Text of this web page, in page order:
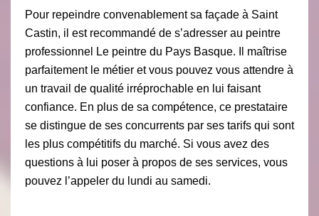
Pour repeindre convenablement sa façade à Saint
Castin, il est recommandé de s’adresser au peintre
professionnel Le peintre du Pays Basque. Il maîtrise
parfaitement le métier et vous pouvez vous attendre à
un travail de qualité irréprochable en lui faisant
confiance. En plus de sa compétence, ce prestataire
se distingue de ses concurrents par ses tarifs qui sont
les plus compétitifs du marché. Si vous avez des
questions à lui poser à propos de ses services, vous
pouvez l’appeler du lundi au samedi.